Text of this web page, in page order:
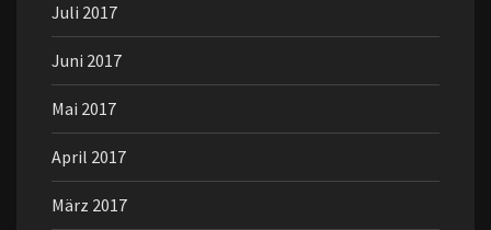
Juli 2017
Juni 2017
Mai 2017
April 2017
März 2017